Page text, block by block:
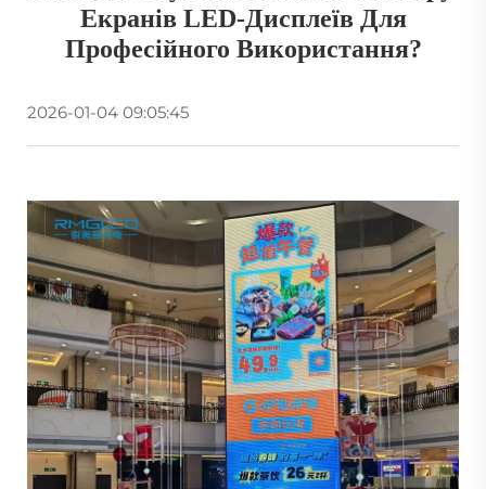
Екранів LED-Дисплеїв Для
Професійного Використання?
2026-01-04 09:05:45